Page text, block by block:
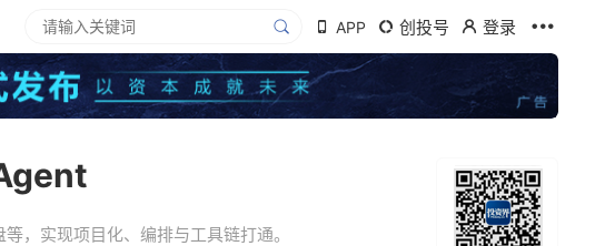
APP 创投号 登录
，实现项目化、编排与工具链打通。